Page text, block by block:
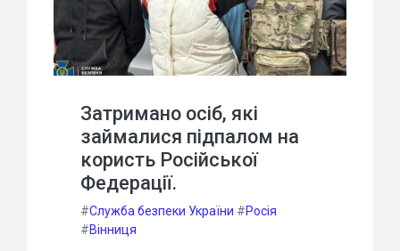
Затримано осіб, які
займалися підпалом на
користь Російської
Федерації.
#Служба безпеки України #Росія
#Вінниця